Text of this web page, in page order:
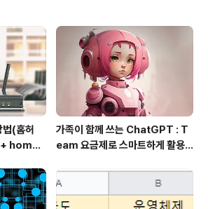
가장 먼저 하는 생각은 비슷합
급한 일 같은데 어떻게 정리
는 걸까?”“상사에게 우선순
을 때 무작정 열심히만 하면..
(홈허
homeh
가족이 함께 쓰는 ChatGPT : T
eam 요금제로 스마트하게 활용